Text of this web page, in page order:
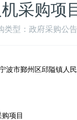
采购项
型：政府采购公
波市鄞州区邱隘镇人
项目